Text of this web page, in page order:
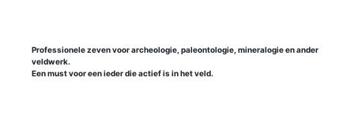
Professionele zeven voor archeologie, paleontologie, mineralogie en ander
veldwerk.
Een must voor een ieder die actief is in het veld.